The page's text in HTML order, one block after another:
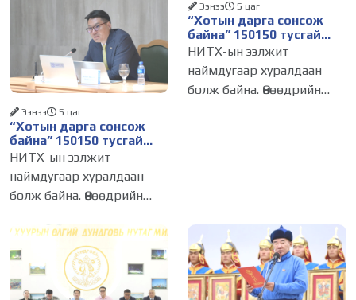
“Хотын дарга сонсож
байна” 150150 тусгай
дугаарыг наймдугаар
сарын 14-нөөс
ажиллуулж эхэлнэ
Ээнээ 5 цаг
НИТХ-ын ээлжит
наймдугаар хуралдаан
болж байна. Өнөөдрийн
нутгийн захиргааны
байгууллага, албан
тушаалтанд 2025, 2026
оны эхний хагас жилийн
“Хотын дарга сонсож
байна” 150150 тусгай
дугаарыг наймдугаар
сарын 14-нөөс
ажиллуулж эхэлнэ
Ээнээ 5 цаг
НИТХ-ын ээлжит
наймдугаар хуралдаан
болж байна. Өнөөдрийн
өргөдөл,